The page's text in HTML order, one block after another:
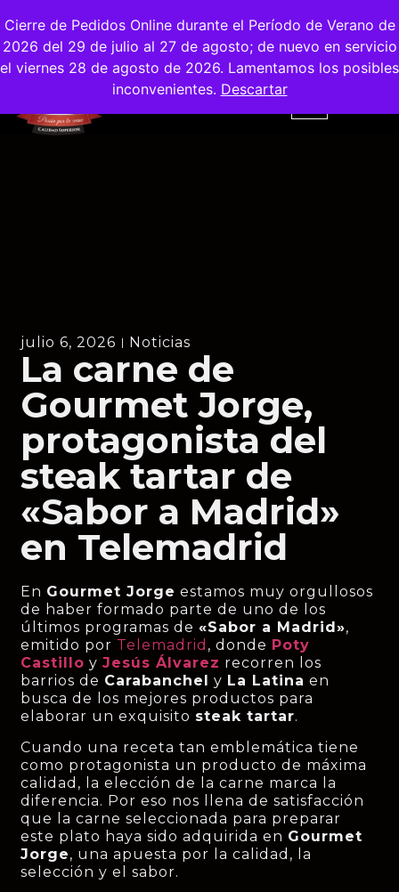
Cierre de Pedidos Online durante el Período de Verano de
2026 del 29 de julio al 27 de agosto; de nuevo en servicio
el viernes 28 de agosto de 2026. Lamentamos los posibles
inconvenientes. Descartar
EnvíosGratisen la Ciudad de Madrid
julio 6, 2026 Noticias
La carne de
Gourmet Jorge,
protagonista del
steak tartar de
«Sabor a Madrid»
en Telemadrid
En Gourmet Jorge estamos muy orgullosos
de haber formado parte de uno de los
últimos programas de«Sabor a Madrid»,
emitido por Telemadrid , donde Poty
Castillo yJesús Álvarez recorren los
barrios de Carabanchel y La Latina en
busca de los mejores productos para
elaborar un exquisito steak tartar.
Cuando una receta tan emblemática tiene
como protagonista un producto de máxima
calidad, la elección de la carne marca la
diferencia. Por eso nos llena de satisfacción
que la carne seleccionada para preparar
este plato haya sido adquirida en Gourmet
Jorge, una apuesta por la calidad, la
selección y el sabor.